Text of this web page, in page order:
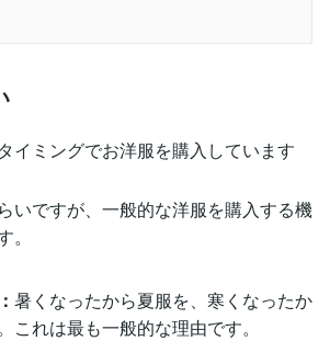
イミングでお洋服を購入しています
いですが、一般的な洋服を購入する機
暑くなったから夏服を、寒くなったか
これは最も一般的な理由です。